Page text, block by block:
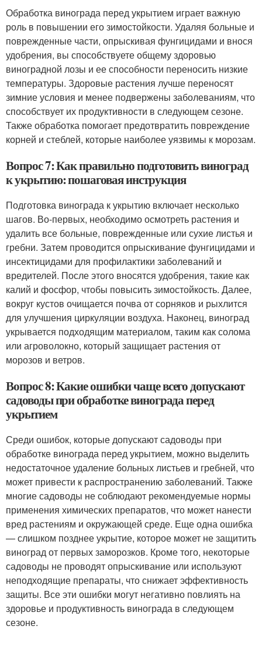
Обработка винограда перед укрытием играет важную
роль в повышении его зимостойкости. Удаляя больные и
поврежденные части, опрыскивая фунгицидами и внося
удобрения, вы способствуете общему здоровью
виноградной лозы и ее способности переносить низкие
температуры. Здоровые растения лучше переносят
зимние условия и менее подвержены заболеваниям, что
способствует их продуктивности в следующем сезоне.
Также обработка помогает предотвратить повреждение
корней и стеблей, которые наиболее уязвимы к морозам.
Вопрос 7: Как правильно подготовить виноград
к укрытию: пошаговая инструкция
Подготовка винограда к укрытию включает несколько
шагов. Во-первых, необходимо осмотреть растения и
удалить все больные, поврежденные или сухие листья и
гребни. Затем проводится опрыскивание фунгицидами и
инсектицидами для профилактики заболеваний и
вредителей. После этого вносятся удобрения, такие как
калий и фосфор, чтобы повысить зимостойкость. Далее,
вокруг кустов очищается почва от сорняков и рыхлится
для улучшения циркуляции воздуха. Наконец, виноград
укрывается подходящим материалом, таким как солома
или агроволокно, который защищает растения от
морозов и ветров.
Вопрос 8: Какие ошибки чаще всего допускают
садоводы при обработке винограда перед
укрытием
Среди ошибок, которые допускают садоводы при
обработке винограда перед укрытием, можно выделить
недостаточное удаление больных листьев и гребней, что
может привести к распространению заболеваний. Также
многие садоводы не соблюдают рекомендуемые нормы
применения химических препаратов, что может нанести
вред растениям и окружающей среде. Еще одна ошибка
— слишком позднее укрытие, которое может не защитить
виноград от первых заморозков. Кроме того, некоторые
садоводы не проводят опрыскивание или используют
неподходящие препараты, что снижает эффективность
защиты. Все эти ошибки могут негативно повлиять на
здоровье и продуктивность винограда в следующем
сезоне.